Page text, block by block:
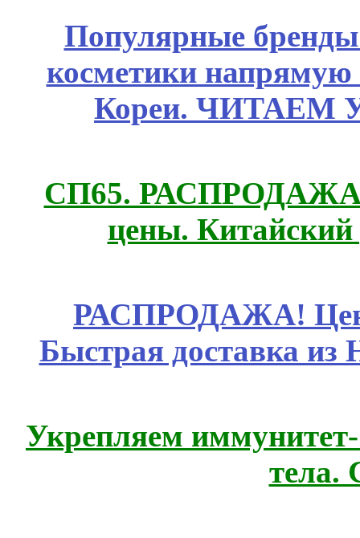
Популярные
косметики
Кореи. ЧИТАЕМ
СП65. РАСПРОДАЖА!
цены.
РАСПРОДАЖА!
Быстрая доставка из
Укрепляем
тела.